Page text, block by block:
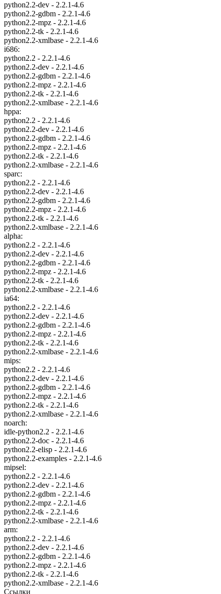
python2.2-dev - 2.2.1-4.6
python2.2-gdbm - 2.2.1-4.6
python2.2-mpz - 2.2.1-4.6
python2.2-tk - 2.2.1-4.6
python2.2-xmlbase - 2.2.1-4.6
i686:
python2.2 - 2.2.1-4.6
python2.2-dev - 2.2.1-4.6
python2.2-gdbm - 2.2.1-4.6
python2.2-mpz - 2.2.1-4.6
python2.2-tk - 2.2.1-4.6
python2.2-xmlbase - 2.2.1-4.6
hppa:
python2.2 - 2.2.1-4.6
python2.2-dev - 2.2.1-4.6
python2.2-gdbm - 2.2.1-4.6
python2.2-mpz - 2.2.1-4.6
python2.2-tk - 2.2.1-4.6
python2.2-xmlbase - 2.2.1-4.6
sparc:
python2.2 - 2.2.1-4.6
python2.2-dev - 2.2.1-4.6
python2.2-gdbm - 2.2.1-4.6
python2.2-mpz - 2.2.1-4.6
python2.2-tk - 2.2.1-4.6
python2.2-xmlbase - 2.2.1-4.6
alpha:
python2.2 - 2.2.1-4.6
python2.2-dev - 2.2.1-4.6
python2.2-gdbm - 2.2.1-4.6
python2.2-mpz - 2.2.1-4.6
python2.2-tk - 2.2.1-4.6
python2.2-xmlbase - 2.2.1-4.6
ia64:
python2.2 - 2.2.1-4.6
python2.2-dev - 2.2.1-4.6
python2.2-gdbm - 2.2.1-4.6
python2.2-mpz - 2.2.1-4.6
python2.2-tk - 2.2.1-4.6
python2.2-xmlbase - 2.2.1-4.6
mips:
python2.2 - 2.2.1-4.6
python2.2-dev - 2.2.1-4.6
python2.2-gdbm - 2.2.1-4.6
python2.2-mpz - 2.2.1-4.6
python2.2-tk - 2.2.1-4.6
python2.2-xmlbase - 2.2.1-4.6
noarch:
idle-python2.2 - 2.2.1-4.6
python2.2-doc - 2.2.1-4.6
python2.2-elisp - 2.2.1-4.6
python2.2-examples - 2.2.1-4.6
mipsel:
python2.2 - 2.2.1-4.6
python2.2-dev - 2.2.1-4.6
python2.2-gdbm - 2.2.1-4.6
python2.2-mpz - 2.2.1-4.6
python2.2-tk - 2.2.1-4.6
python2.2-xmlbase - 2.2.1-4.6
arm:
python2.2 - 2.2.1-4.6
python2.2-dev - 2.2.1-4.6
python2.2-gdbm - 2.2.1-4.6
python2.2-mpz - 2.2.1-4.6
python2.2-tk - 2.2.1-4.6
python2.2-xmlbase - 2.2.1-4.6
Ссылки